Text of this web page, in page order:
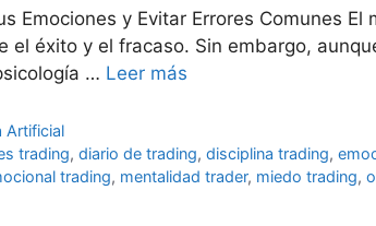
Emociones y Evitar Errores Comunes
el éxito y el fracaso. Sin embargo,
… Leer más
Artificial
trading,diario de trading,disciplina trading,
trading, mentalidad trader, miedo trading,